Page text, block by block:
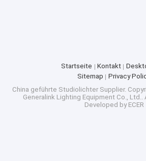
Startseite Kontakt
Sitemap
Privacy
China geführte Studiolichter Supplier.
Generalink Lighting Equipment Co., Ltd..
Developed by ECER